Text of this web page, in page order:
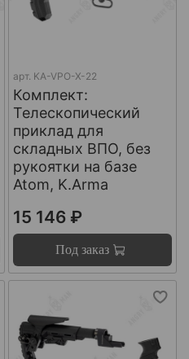
арт. KA-VPO-X-22
Комплект:
Телескопический
приклад для
складных ВПО, без
рукоятки на базе
Atom, K.Arma
15 146 ₽
Под заказ